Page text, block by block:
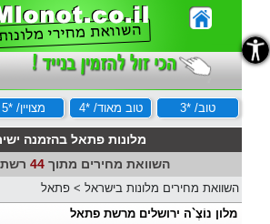
מצויין/ *5 טוב מאוד/ *4 טוב/ *3
מלונות פתאל בהזמנה
השוואת מחירים מתוך 44
השוואת מחירים מלונות בישראל > פתאל
מלון נוֹצֶ`ה ירושלים מרשת פתאל
נגישות